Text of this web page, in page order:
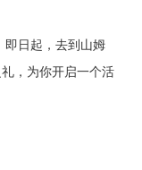
即日起，去到山姆
，为你开启一个活